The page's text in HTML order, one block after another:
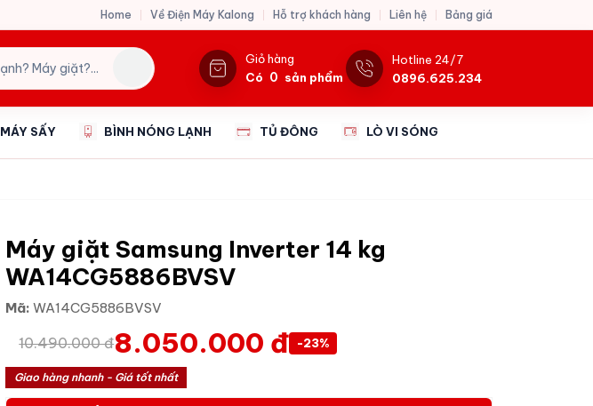
Home Về Điện Máy Kalong Hỗ trợ khách hàng Liên hệ Bảng giá
Giỏ hàng
Có 0 sản phẩm
Hotline 24/7
0896.625.234
MÁY SẤY BÌNH NÓNG LẠNH TỦ ĐÔNG LÒ VI SÓNG
Máy giặt Samsung Inverter 14 kg
WA14CG5886BVSV
Mã:WA14CG5886BVSV
10.490.000 đ8.050.000 đ -23%
Giao hàng nhanh - Giá tốt nhất